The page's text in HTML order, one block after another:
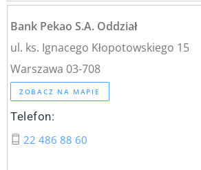
Bank Pekao S.A. Oddział
ul. ks. Ignacego Kłopotowskiego 15
Warszawa 03-708
ZOBACZ NA MAPIE
Telefon:
22 486 88 60